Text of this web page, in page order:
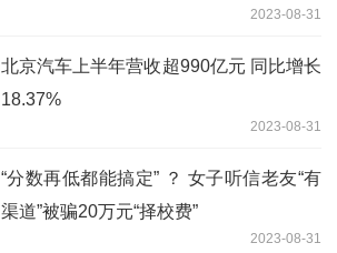
2023-08-31
北京汽车上半年营收超990亿元 同比增长
18.37%
2023-08-31
“分数再低都能搞定” ？ 女子听信老友“有
渠道”被骗20万元“择校费”
2023-08-31